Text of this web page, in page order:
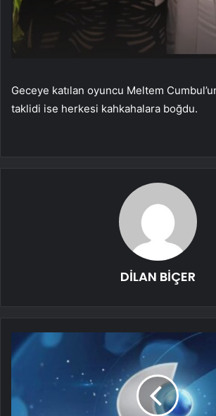
Geceye katılan oyuncu Meltem
taklidi ise herkesi kahkahalara boğdu.
DİLAN BİÇER